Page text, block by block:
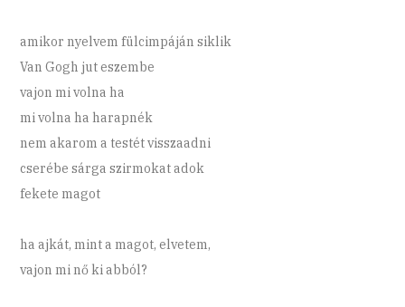
amikor nyelvem fülcimpáján siklik
Van Gogh jut eszembe
vajon mi volna ha
mi volna ha harapnék
nem akarom a testét visszaadni
cserébe sárga szirmokat adok
fekete magot
ha ajkát, mint a magot, elvetem,
vajon mi nő ki abból?